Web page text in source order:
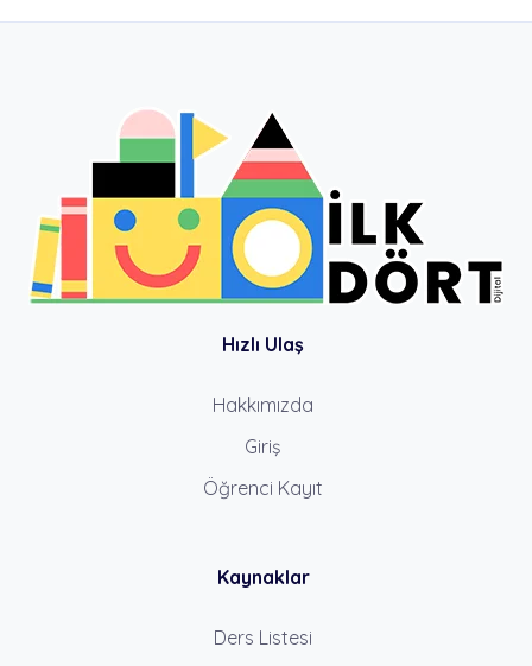
Hızlı Ulaş
Hakkımızda
Giriş
Öğrenci Kayıt
Kaynaklar
Ders Listesi